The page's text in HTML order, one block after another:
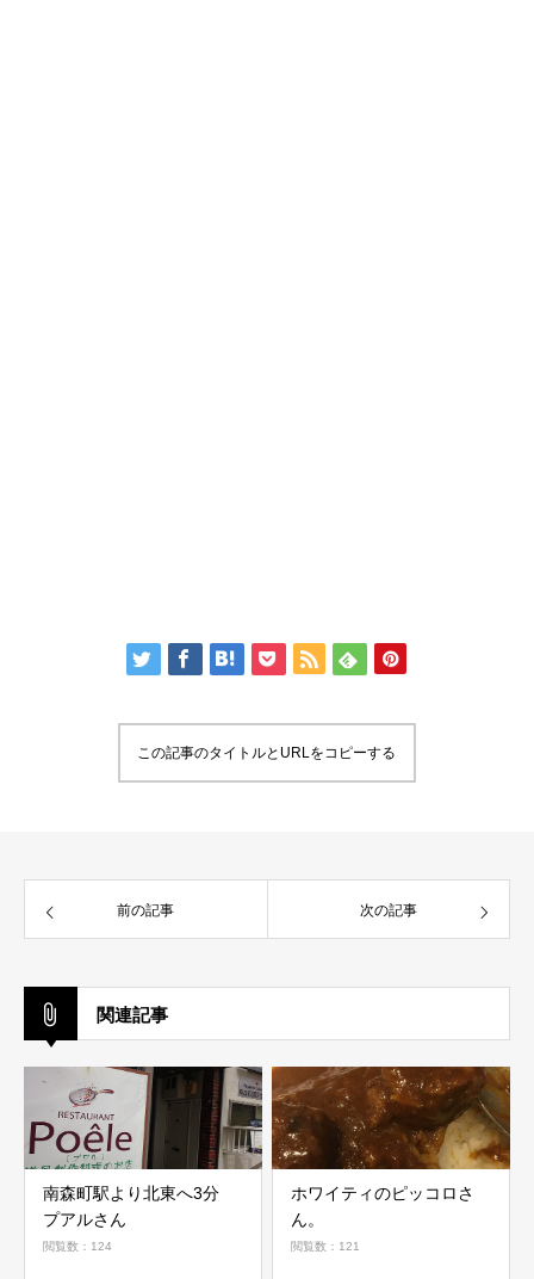
この記事のタイトルとURLをコピーする
前の記事 次の記事
関連記事
南森町駅より北東へ3分
プアルさん
閲覧数：124
ホワイティのピッコロさ
ん。
閲覧数：121